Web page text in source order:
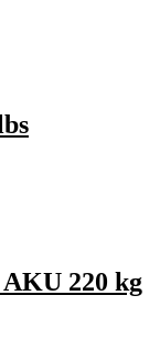
220 kg